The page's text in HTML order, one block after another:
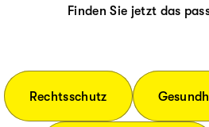
Finden Sie jetzt das
Rechtsschutz